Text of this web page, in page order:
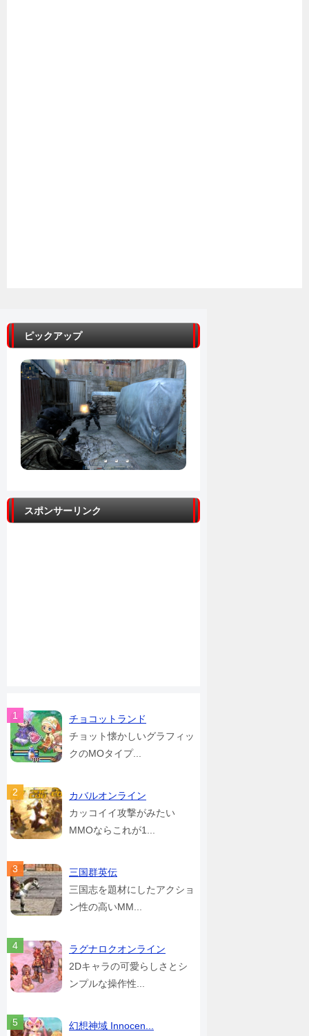
ピックアップ
スポンサーリンク
チョコットランド
チョット懐かしいグラフィッ
クのMOタイプ...
カバルオンライン
カッコイイ攻撃がみたい
MMOならこれが1...
三国群英伝
三国志を題材にしたアクショ
ン性の高いMM...
ラグナロクオンライン
2Dキャラの可愛らしさとシ
ンプルな操作性...
幻想神域 Innocen...